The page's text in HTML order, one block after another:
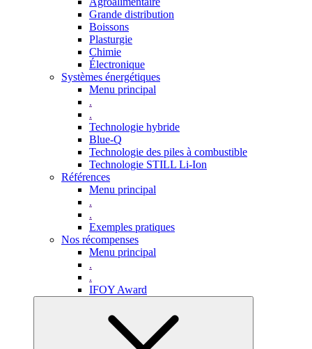
Grande distribution
Boissons
Plasturgie
Chimie
Électronique
Systèmes énergétiques
Menu principal
.
.
Technologie hybride
Blue-Q
Technologie des piles à combustible
Technologie STILL Li-Ion
Références
Menu principal
.
.
Exemples pratiques
Nos récompenses
Menu principal
.
.
IFOY Award